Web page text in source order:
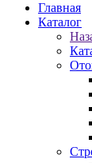
Главная
Каталог